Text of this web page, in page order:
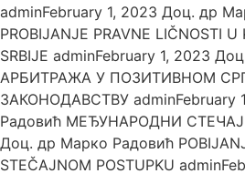
adminFebruary 1, 2023 Доц. др
PROBIJANJE PRAVNE LIČNOSTI U
SRBIJE adminFebruary 1, 2023
АРБИТРАЖА У ПОЗИТИВНОМ
ЗАКОНОДАВСТВУ adminFebruary
Радовић МЕЂУНАРОДНИ СТЕЧАЈ
Доц. др Марко Радовић
STEČAJNOM POSTUPKU